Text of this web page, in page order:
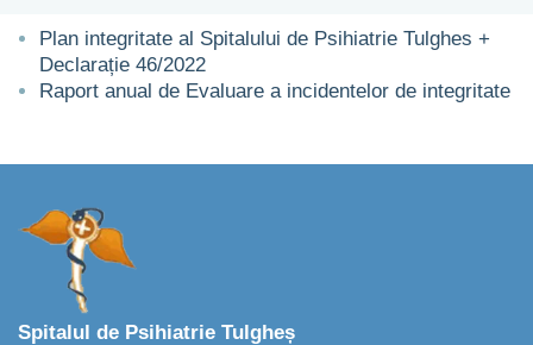
Plan integritate al Spitalului de Psihiatrie Tulghes +
Declarație 46/2022
Raport anual de Evaluare a incidentelor de integritate
Spitalul de Psihiatrie Tulgheș